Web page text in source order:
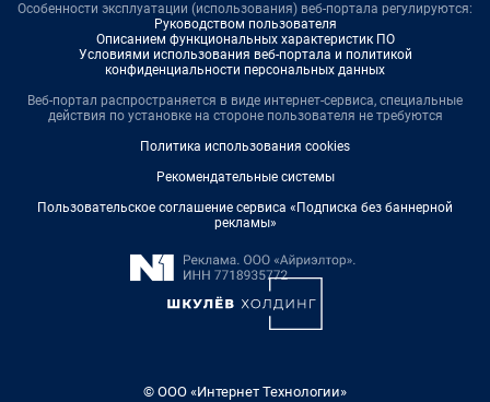
Особенности эксплуатации (использования) веб-портала регулируются:
Руководством пользователя
Описанием функциональных характеристик ПО
Условиями использования веб-портала и политикой
конфиденциальности персональных данных
Веб-портал распространяется в виде интернет-сервиса, специальные
действия по установке на стороне пользователя не требуются
Политика использования cookies
Рекомендательные системы
Пользовательское соглашение сервиса «Подписка без баннерной
рекламы»
© ООО «Интернет Технологии»